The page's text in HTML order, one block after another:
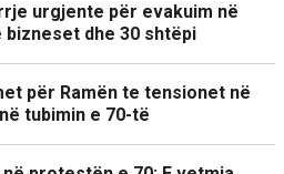
urgjente për evakuim në
dhe 30 shtëpi
për Ramën te tensionet në
tubimin e 70-të